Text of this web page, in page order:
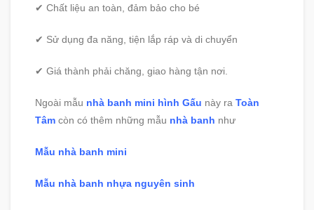
✔ Chất liệu an toàn, đảm bảo cho bé
✔ Sử dụng đa năng, tiện lắp ráp và di chuyển
✔ Giá thành phải chăng, giao hàng tận nơi.
Ngoài mẫu nhà banh mini hình Gấu này ra Toàn
Tâm còn có thêm những mẫu nhà banh như
Mẫu nhà banh mini
Mẫu nhà banh nhựa nguyên sinh